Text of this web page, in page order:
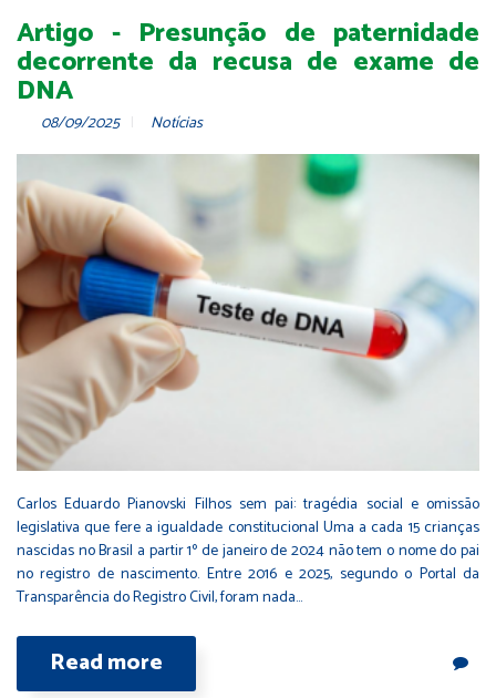
Artigo - Presunção de paternidade
decorrente da recusa de exame de
DNA
08/09/2025 Notícias
Carlos Eduardo Pianovski Filhos sem pai: tragédia social e omissão
legislativa que fere a igualdade constitucional Uma a cada 15 crianças
nascidas no Brasil a partir 1º de janeiro de 2024 não tem o nome do pai
no registro de nascimento. Entre 2016 e 2025, segundo o Portal da
Transparência do Registro Civil, foram nada…
Read more